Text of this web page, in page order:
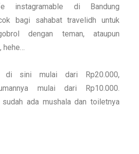
instagramable di Bandung
bagi sahabat travelidh untuk
dengan teman, ataupun
di sini mulai dari Rp20.000,
mulai dari Rp10.000.
ada mushala dan toiletnya